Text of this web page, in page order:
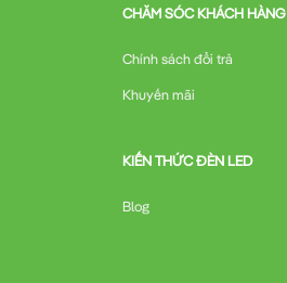
CHĂM SÓC KHÁCH HÀNG
Chính sách đổi trả
Khuyến mãi
KIẾN THỨC ĐÈN LED
Blog